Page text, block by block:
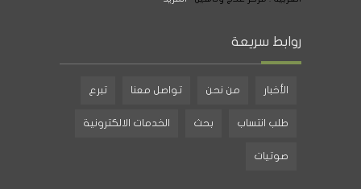
روابط سريعة
الأخبار من نحن تواصل معنا تبرع
طلب انتساب بحث الخدمات الالكترونية
صوتيات